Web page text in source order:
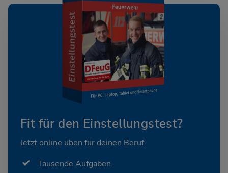
Fit für den Einstellungstest?
Jetzt online üben für deinen Beruf.
Tausende Aufgaben